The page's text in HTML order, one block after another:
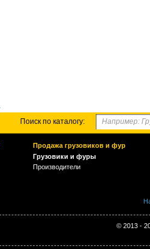
Поиск по каталогу:
Продажа грузовиков и фур
Грузовики и фуры
Производители
© 2013 -